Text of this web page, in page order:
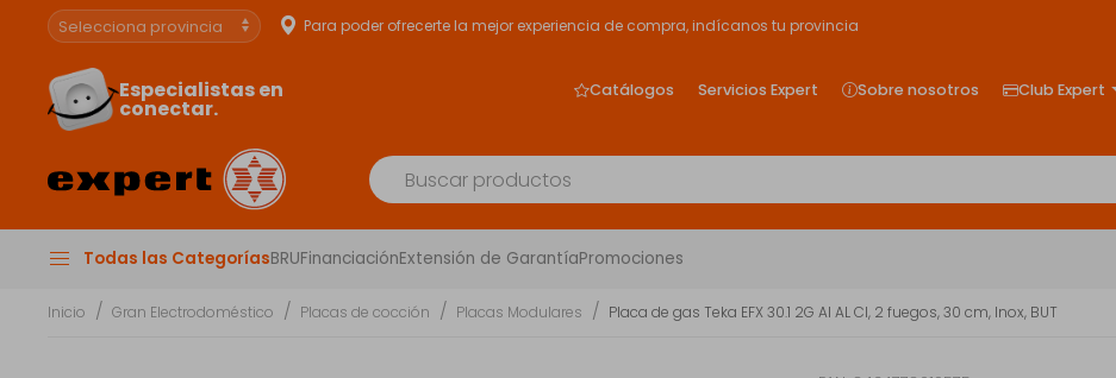
Para poder ofrecerte la mejor experiencia de compra, indícanos tu provincia
Especialistas en
conectar.
Catálogos Servicios Expert Sobre nosotros Club Expert
Todas las CategoríasBRUFinanciaciónExtensión de GarantíaPromociones
Inicio Gran Electrodoméstico Placas de cocción Placas Modulares Placa de gas Teka EFX 30.1 2G AI AL CI, 2 fuegos, 30 cm, Inox, BUT